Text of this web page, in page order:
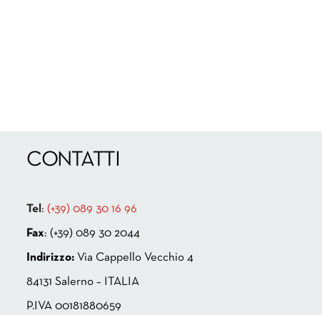
CONTATTI
Tel :(+39) 089 30 16 96
Fax: (+39) 089 30 2044
Indirizzo: Via Cappello Vecchio 4
84131 Salerno – ITALIA
P.IVA 00181880659